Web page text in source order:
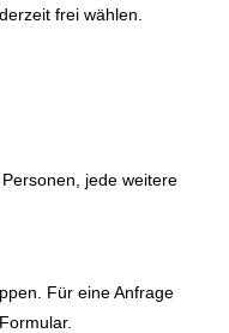
frei wählen.
jede weitere
Für eine Anfrage